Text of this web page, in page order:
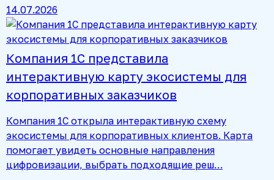
14.07.2026
Компания 1С представила
интерактивную карту экосистемы для
корпоративных заказчиков
Компания 1С открыла интерактивную схему
экосистемы для корпоративных клиентов. Карта
помогает увидеть основные направления
цифровизации, выбрать подходящие реш…